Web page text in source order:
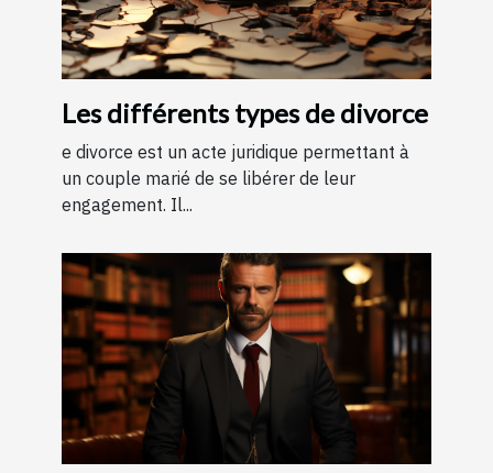
Les différents types de divorce
e divorce est un acte juridique permettant à
un couple marié de se libérer de leur
engagement. Il...